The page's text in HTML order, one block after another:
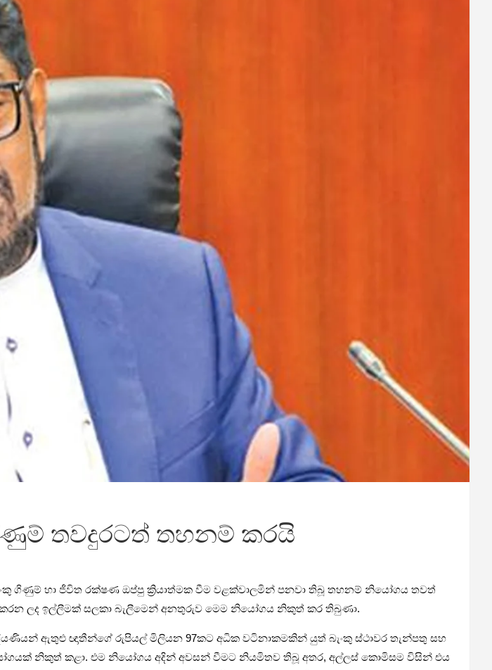
තවදුරටත් තහනම් කරයි
ගිණුම් හා ජීවිත රක්ෂණ ඔප්පු ක්‍රියාත්මක වීම වළක්වාලමින් පනවා තිබූ තහනම් නියෝගය තවත්
ලද ඉල්ලීමක් සලකා බැලීමෙන් අනතුරුව මෙම නියෝගය නිකුත් කර තිබුණා.
ඇතුළු ඥාතීන්ගේ රුපියල් මිලියන 97කට අධික වටිනාකමකින් යුත් බැංකු ස්ථාවර තැන්පතු සහ
නිකුත් කළා. එම නියෝගය අදින් අවසන් වීමට නියමිතව තිබූ අතර, අල්ලස් කොමිසම විසින් එය